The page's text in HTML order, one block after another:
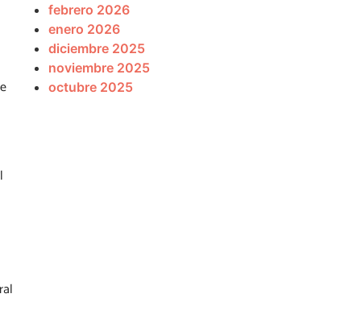
febrero 2026
enero 2026
diciembre 2025
noviembre 2025
octubre 2025